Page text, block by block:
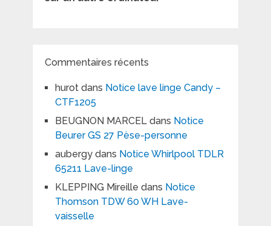
Commentaires récents
hurotdans Notice lave linge Candy –
CTF1205
BEUGNON MARCELdans Notice
Beurer GS 27 Pèse-personne
aubergydans Notice Whirlpool TDLR
65211 Lave-linge
KLEPPING Mireille dans Notice
Thomson TDW 60 WH Lave-
vaisselle